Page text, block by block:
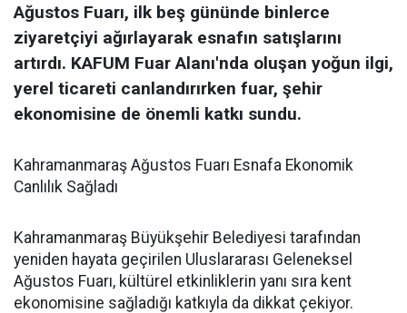
Ağustos Fuarı, ilk beş gününde binlerce
ziyaretçiyi ağırlayarak esnafın satışlarını
artırdı. KAFUM Fuar Alanı'nda oluşan yoğun ilgi,
yerel ticareti canlandırırken fuar, şehir
ekonomisine de önemli katkı sundu.
Kahramanmaraş Ağustos Fuarı Esnafa Ekonomik
Canlılık Sağladı
Kahramanmaraş Büyükşehir Belediyesi tarafından
yeniden hayata geçirilen Uluslararası Geleneksel
Ağustos Fuarı, kültürel etkinliklerin yanı sıra kent
ekonomisine sağladığı katkıyla da dikkat çekiyor.